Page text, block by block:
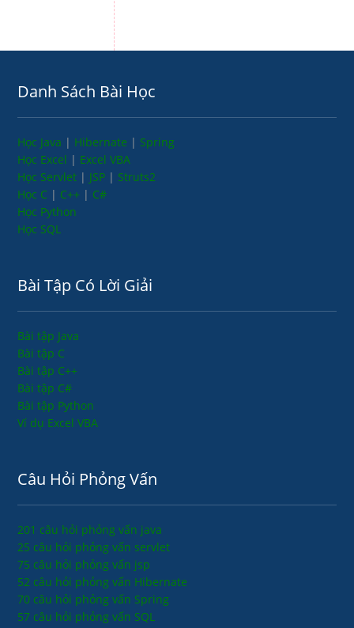
Danh Sách Bài Học
Học Java | Hibernate | Spring
Học Excel | Excel VBA
Học Servlet | JSP | Struts2
Học C | C++ | C#
Học Python
Học SQL
Bài Tập Có Lời Giải
Bài tập Java
Bài tập C
Bài tập C++
Bài tập C#
Bài tập Python
Ví dụ Excel VBA
Câu Hỏi Phỏng Vấn
201 câu hỏi phỏng vấn java
25 câu hỏi phỏng vấn servlet
75 câu hỏi phỏng vấn jsp
52 câu hỏi phỏng vấn Hibernate
70 câu hỏi phỏng vấn Spring
57 câu hỏi phỏng vấn SQL